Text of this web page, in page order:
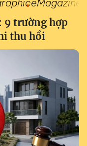
eMagazine
9 trường hợp
thu hồi